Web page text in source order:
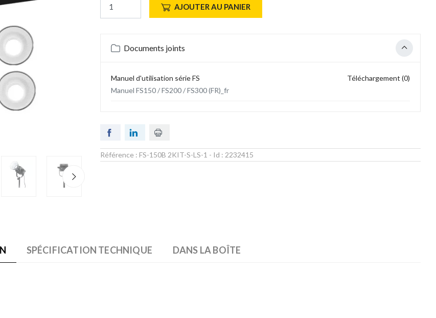
AJOUTER AU PANIER
Documents joints
Manuel d'utilisation série FS
Manuel FS150 / FS200 / FS300 (FR)_fr
Téléchargement (0)
Référence : FS-150B 2KIT-S-LS-1 - Id : 2232415
SPÉCIFICATION TECHNIQUE DANS LA BOÎTE